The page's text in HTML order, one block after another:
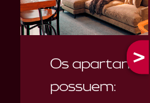
>
Os
possuem: